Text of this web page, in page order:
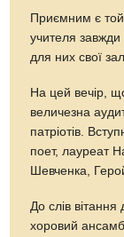
Приємним є той
учителя завжди
для них свої
На цей вечір,
величезна
патріотів.
поет, лауреат
Шевченка,
До слів
хоровий